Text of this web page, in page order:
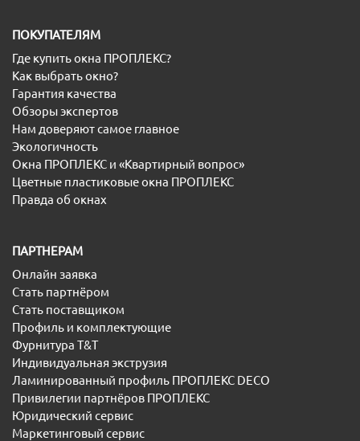
ПОКУПАТЕЛЯМ
Где купить окна ПРОПЛЕКС?
Как выбрать окно?
Гарантия качества
Обзоры экспертов
Нам доверяют самое главное
Экологичность
Окна ПРОПЛЕКС и «Квартирный вопрос»
Цветные пластиковые окна ПРОПЛЕКС
Правда об окнах
ПАРТНЕРАМ
Онлайн заявка
Стать партнёром
Стать поставщиком
Профиль и комплектующие
Фурнитура T&T
Индивидуальная экструзия
Ламинированный профиль ПРОПЛЕКС DECO
Привилегии партнёров ПРОПЛЕКС
Юридический сервис
Маркетинговый сервис